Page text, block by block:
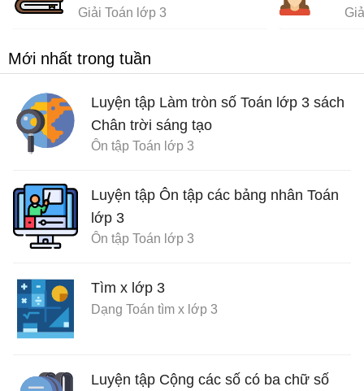
Giải Toán lớp 3
Mới nhất trong tuần
Luyện tập Làm tròn số Toán lớp 3 sách
Chân trời sáng tạo
Ôn tập Toán lớp 3
Luyện tập Ôn tập các bảng nhân Toán
lớp 3
Ôn tập Toán lớp 3
Tìm x lớp 3
Dạng Toán tìm x lớp 3
Luyện tập Cộng các số có ba chữ số